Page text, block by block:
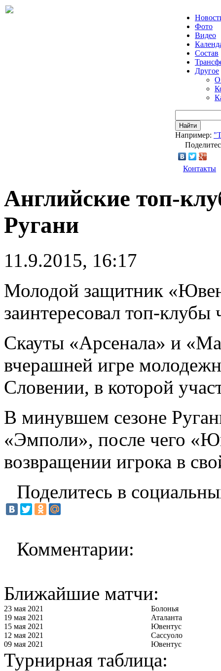
Фото
Видео
Состав
Другое
О
Найти
Например:
Контакты
Английские топ-
Ругани
11.9.2015, 16:17
Молодой защитник
заинтересовал топ-
Скауты «Арсенала» и
вчерашней игре
Словении, в которой
В минувшем сезоне
«Эмполи», после чего
возвращении игрока в
Поделитесь в
Комментарии:
Ближайшие матчи:
23 мая 2021
Болонья
19 мая 2021
Аталанта
15 мая 2021
Ювентус
12 мая 2021
Сассуоло
09 мая 2021
Ювентус
Турнирная таблица: